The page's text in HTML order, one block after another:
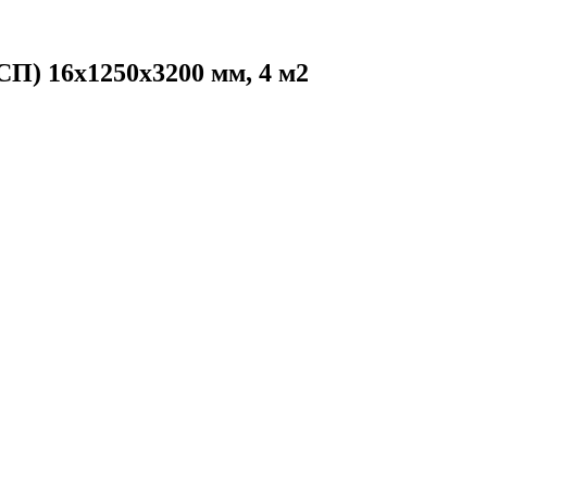
16x1250x3200 мм, 4 м2